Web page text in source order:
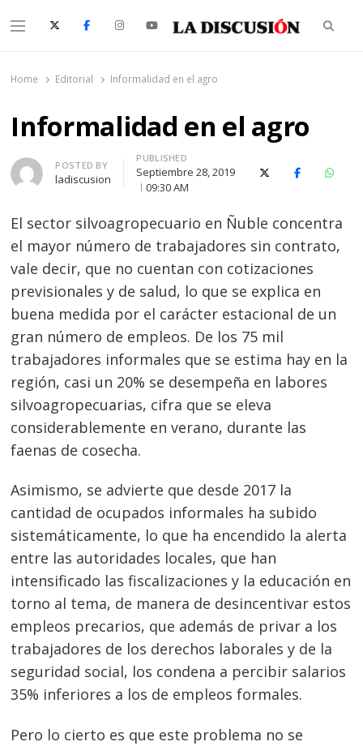
Menu
Home Editorial Informalidad en el agro
Informalidad en el agro
Author
POSTED BY
ladiscusion
PUBLISHED
Septiembre 28, 2019
09:30 AM
X (Twitter)Facebook
El sector silvoagropecuario en Ñuble concentra
el mayor número de trabajadores sin contrato,
vale decir, que no cuentan con cotizaciones
previsionales y de salud, lo que se explica en
buena medida por el carácter estacional de un
gran número de empleos. De los 75 mil
trabajadores informales que se estima hay en la
región, casi un 20% se desempeña en labores
silvoagropecuarias, cifra que se eleva
considerablemente en verano, durante las
faenas de cosecha.
Asimismo, se advierte que desde 2017 la
cantidad de ocupados informales ha subido
sistemáticamente, lo que ha encendido la alerta
entre las autoridades locales, que han
intensificado las fiscalizaciones y la educación en
torno al tema, de manera de desincentivar estos
empleos precarios, que además de privar a los
trabajadores de los derechos laborales y de la
seguridad social, los condena a percibir salarios
35% inferiores a los de empleos formales.
Pero lo cierto es que este problema no se